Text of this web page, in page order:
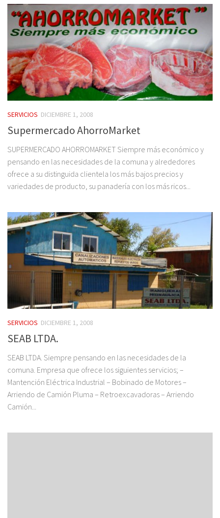
SERVICIOS DICIEMBRE 1, 2008
Supermercado AhorroMarket
SUPERMERCADO AHORROMARKET Siempre más económico y
pensando en las necesidades de la comuna y alrededores
ofrece a su distinguida clientela los más bajos precios y
variedades de producto, su panadería con los más ricos...
SERVICIOS DICIEMBRE 1, 2008
SEAB LTDA.
SEAB LTDA. Siempre pensando en las necesidades de la
comuna. Empresa que ofrece los siguientes servicios; –
Mantención Eléctrica Industrial – Bobinado de Motores –
Arriendo de Camión Pluma – Retroexcavadoras – Arriendo
Camión...